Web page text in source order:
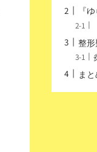
『
整
ま